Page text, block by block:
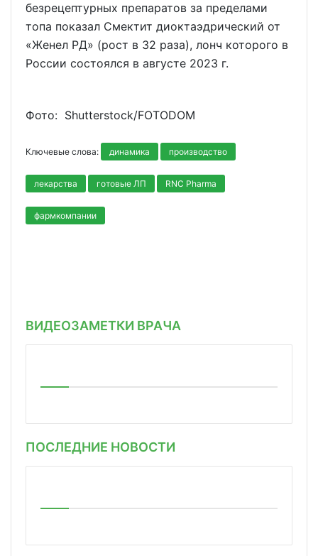
безрецептурных препаратов за пределами
топа показал Смектит диоктаэдрический от
«Женел РД» (рост в 32 раза), лонч которого в
России состоялся в августе 2023 г.
Фото: Shutterstoсk/FOTODOM
Ключевые слова: динамика производство
лекарства готовые ЛП RNC Pharma
фармкомпании
ВИДЕОЗАМЕТКИ ВРАЧА
ПОСЛЕДНИЕ НОВОСТИ